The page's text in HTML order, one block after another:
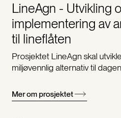
LineAgn - Utvikling
implementering av
til lineflåten
Prosjektet LineAgn skal
miljøvennlig alternativ til
Mer om prosjektet